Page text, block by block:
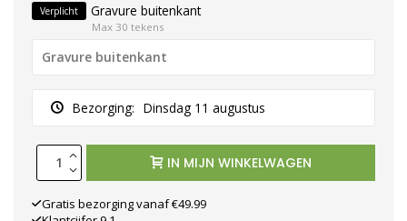
Verplicht Gravure buitenkant
Max 30 tekens
Bezorging: Dinsdag 11 augustus
IN MIJN WINKELWAGEN
Gratis bezorging vanaf €49.99